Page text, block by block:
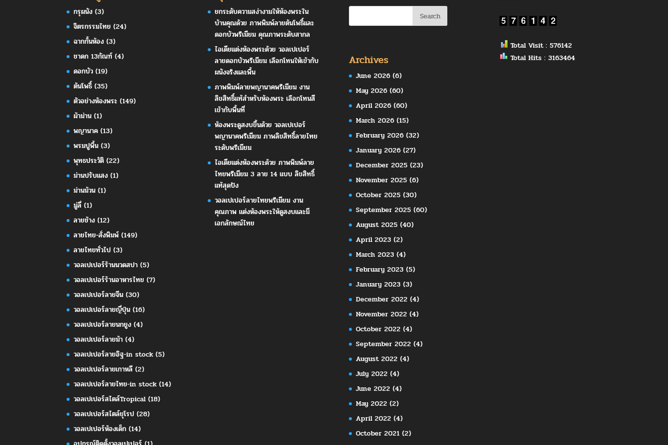
กรุผนัง (3)
จิตรกรรมไทย (24)
ฉากกั้นห้อง (3)
ชาดก 13กัณฑ์ (4)
ดอกบัว (19)
ต้นโพธิ์ (35)
ตัวอย่างห้องพระ (149)
ผ้าม่าน (1)
พญานาค (13)
พรมปูพื้น (3)
พุทธประวัติ (22)
ม่านปรับแสง (1)
ม่านม้วน (1)
มู่ลี่ (1)
ลายช้าง (12)
ลายไทย-สั่งพิมพ์ (149)
ลายไทยทั่วไป (3)
วอลเปเปอร์ร้านนวดสปา (5)
วอลเปเปอร์ร้านอาหารไทย (7)
วอลเปเปอร์ลายจีน (30)
วอลเปเปอร์ลายญี่ปุ่น (16)
วอลเปเปอร์ลายนกยูง (4)
วอลเปเปอร์ลายม้า (4)
วอลเปเปอร์ลายอิฐ-in stock (5)
วอลเปเปอร์ลายเกาหลี (2)
วอลเปเปอร์ลายไทย-in stock (14)
วอลเปเปอร์สไตล์Tropical (18)
วอลเปเปอร์สไตล์ยุโรป (28)
วอลเปเปอร์ห้องเด็ก (14)
ยกระดับความสง่างามให้ห้องพระใน
บ้านคุณด้วย ภาพพิมพ์ลายต้นโพธิ์และ
ดอกบัวพรีเมียม คุณภาพระดับสากล
ไอเดียแต่งห้องพระด้วย วอลเปเปอร์
ลายดอกบัวพรีเมียม เลือกโทนให้เข้ากับ
ผนังจริงและพื้น
ภาพพิมพ์ลายพญานาคพรีเมียม งาน
ลิขสิทธิ์แท้สำหรับห้องพระ เลือกโทนสี
เข้ากับพื้นที่
ห้องพระดูสงบขึ้นด้วย วอลเปเปอร์
พญานาคพรีเมียม ภาพลิขสิทธิ์ลายไทย
ระดับพรีเมียม
ไอเดียแต่งห้องพระด้วย ภาพพิมพ์ลาย
ไทยพรีเมียม 3 ลาย 14 แบบ ลิขสิทธิ์
แท้สุดปัง
วอลเปเปอร์ลายไทยพรีเมียม งาน
คุณภาพ แต่งห้องพระให้ดูสงบและมี
เอกลักษณ์ไทย
Archives
June 2026(6)
May 2026(60)
April 2026(60)
March 2026(15)
February 2026(32)
January 2026(27)
December 2025(23)
November 2025(6)
October 2025(30)
September 2025(60)
August 2025(40)
April 2023(2)
March 2023(4)
February 2023(5)
January 2023(3)
December 2022 (4)
November 2022 (4)
October 2022 (4)
September 2022 (4)
August 2022 (4)
July 2022 (4)
June 2022 (4)
May 2022 (2)
April 2022 (4)
October 2021(2)
Total Visit : 576142
Total Hits : 3163464